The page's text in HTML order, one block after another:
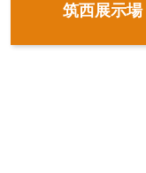
筑西展示場